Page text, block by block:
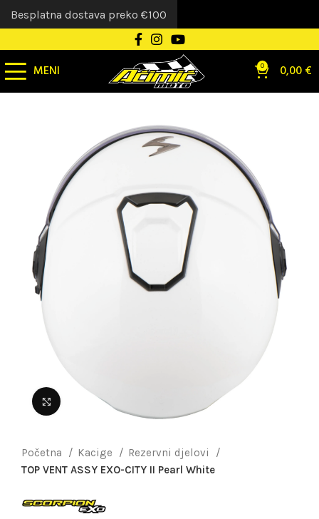
MENI 0 0,00€
Uvećaj sliku
Početna Kacige
Rezervni djelovi
TOP VENT ASSY EXO-CITY II Pearl White
Besplatna dostava preko €100